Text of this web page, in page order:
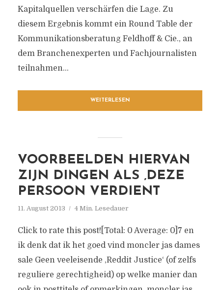
Kapitalquellen verschärfen die Lage. Zu
diesem Ergebnis kommt ein Round Table der
Kommunikationsberatung Feldhoff & Cie., an
dem Branchenexperten und Fachjournalisten
teilnahmen...
WEITERLESEN
VOORBEELDEN HIERVAN
ZIJN DINGEN ALS ‚DEZE
PERSOON VERDIENT
11. August 2013 4 Min. Lesedauer
Click to rate this post![Total: 0 Average: 0]7 en
ik denk dat ik het goed vind moncler jas dames
sale Geen veeleisende ‚Reddit Justice‘ (of zelfs
reguliere gerechtigheid) op welke manier dan